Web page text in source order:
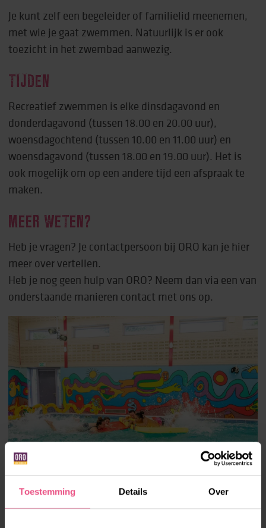
Toestemming Details Over
Je kunt zelf een begeleider of familielid meenemen,
met wie je gaat zwemmen. Natuurlijk is er ook
toezicht in het zwembad aanwezig.
TIJDEN
Recreatief zwemmen is elke dinsdagavond en
donderdagavond (tussen 18.00 en 20.00 uur),
woensdagochtend (tussen 10.00 en 11.00 uur) en
woensdagavond (tussen 18.00 en 19.00 uur). Het is
ook mogelijk om op een andere tijd een afspraak te
maken.
MEER WETEN?
Heb je vragen? Je contactpersoon bij ORO kan je hier
meer over vertellen.
Heb je nog geen hulp van ORO? Neem dan via een van
onderstaande manieren contact met ons op.